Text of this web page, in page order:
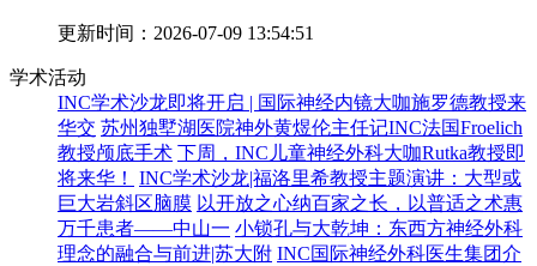
更新时间： 2026-07-09 13:54:51
学术活动
INC学术沙龙即将开启 | 国际神经内镜大咖施罗德教授来
华交 苏州独墅湖医院神外黄煜伦主任记INC法国Froelich
教授颅底手术 下周，INC儿童神经外科大咖Rutka教授即
将来华！
INC学术沙龙|福洛里希教授主题演讲：大型或
巨大岩斜区脑膜 以开放之心纳百家之长，以普适之术惠
万千患者——中山一 小锁孔与大乾坤：东西方神经外科
理念的融合与前进|苏大附 INC国际神经外科医生集团介